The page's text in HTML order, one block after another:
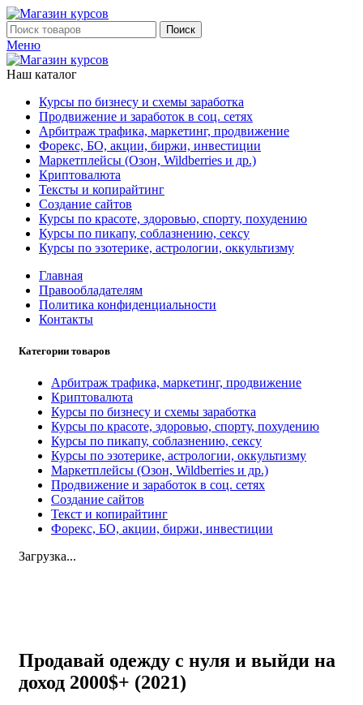
Поиск
Меню
Наш каталог
Курсы по бизнесу и схемы заработка
Продвижение и заработок в соц. сетях
Арбитраж трафика, маркетинг, продвижение
Форекс, БО, акции, биржи, инвестиции
Маркетплейсы (Озон, Wildberries и др.)
Криптовалюта
Тексты и копирайтинг
Создание сайтов
Курсы по красоте, здоровью, спорту, похудению
Курсы по пикапу, соблазнению, сексу
Курсы по эзотерике, астрологии, оккультизму
Главная
Правообладателям
Политика конфиденциальности
Контакты
Категории товаров
Арбитраж трафика, маркетинг, продвижение
Криптовалюта
Курсы по бизнесу и схемы заработка
Курсы по красоте, здоровью, спорту, похудению
Курсы по пикапу, соблазнению, сексу
Курсы по эзотерике, астрологии, оккультизму
Маркетплейсы (Озон, Wildberries и др.)
Продвижение и заработок в соц. сетях
Создание сайтов
Текст и копирайтинг
Форекс, БО, акции, биржи, инвестиции
Загрузка...
Продавай одежду с нуля и выйди на
доход 2000$+ (2021)